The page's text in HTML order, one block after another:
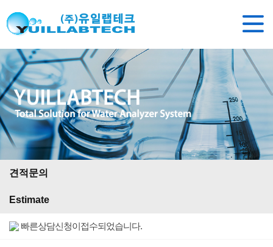
견적문의
Estimate
빠른상담신청이접수되었습니다.